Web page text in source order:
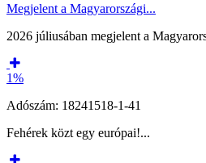
Megjelent a Magyarországi...
2026 júliusában megjelent a
1%
Adószám: 18241518-1-41
Fehérek közt egy európai!...